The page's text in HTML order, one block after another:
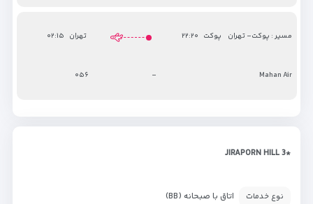
مسیر : پوکت- تهران پوکت ۲۲:۲۰ تهران ۰۲:۱۵
Mahan Air
- ۰۵۶
*JIRAPORN HILL 3
نوع خدمات اتاق با صبحانه (BB)